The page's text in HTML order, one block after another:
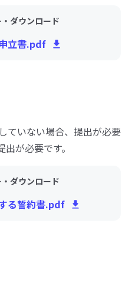
ダウンロード
立書.pdf
ていない場合、提出が必要
が必要です。
ダウンロード
る誓約書.pdf